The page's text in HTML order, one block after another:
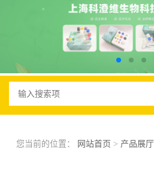
您当前的位置： 网站首页 > 产品展厅